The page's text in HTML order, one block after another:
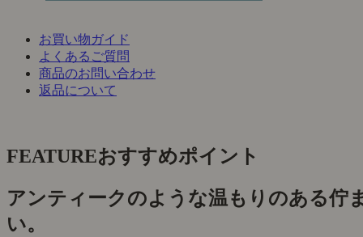
お買い物ガイド
よくあるご質問
商品のお問い合わせ
返品について
FEATUREおすすめポイント
アンティークのような温もりのある佇
い。